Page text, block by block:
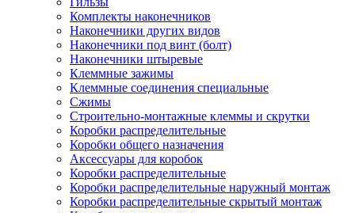
Комплекты наконечников
Наконечники других видов
Наконечники под винт (болт)
Наконечники штыревые
Клеммные зажимы
Клеммные соединения специальные
Сжимы
Строительно-монтажные клеммы и скрутки
Коробки распределительные
Коробки общего назначения
Аксессуары для коробок
Коробки распределительные
Коробки распределительные наружный монтаж
Коробки распределительные скрытый монтаж